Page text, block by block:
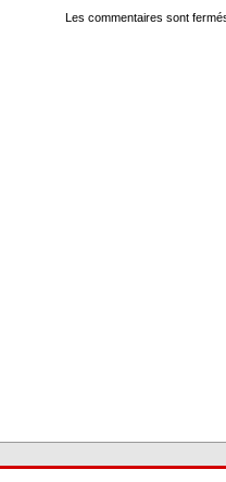
Les commentaires sont